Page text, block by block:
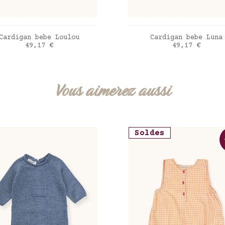
AJOUTER AU PANIER
bebe Loulou
Prix
49,17 €
AJOUTER AU PANIER
Cardigan bebe Luna
Prix
49,17 €
Vous aimerez aussi
Soldes